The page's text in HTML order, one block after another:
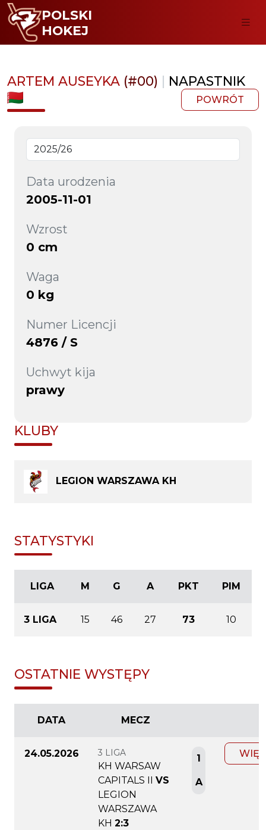
POLSKI
HOKEJ
ARTEM AUSEYKA (#00) | NAPASTNIK
POWRÓT
Data urodzenia
2005-11-01
Wzrost
0 cm
Waga
0 kg
Numer Licencji
4876 / S
Uchwyt kija
prawy
KLUBY
LEGION WARSZAWA KH
STATYSTYKI
LIGA M G A PKT PIM
3 LIGA 15 46 27 73 10
OSTATNIE WYSTĘPY
DATA MECZ
24.05.2026 3 LIGA
KH WARSAW
CAPITALS II
VS
LEGION
WARSZAWA
KH 2:3
1
A